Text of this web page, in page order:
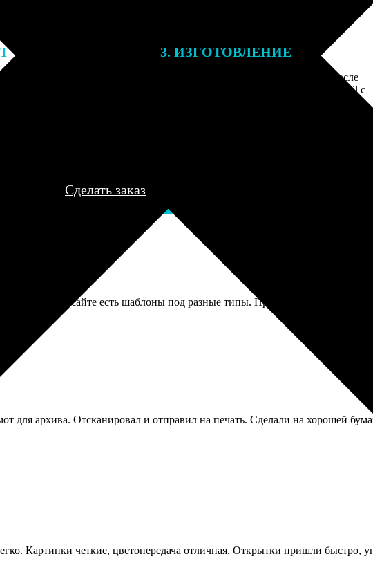
заказа к печати
могут связаться с Вами
телефону или email для
деталей.
3. ИЗГОТОВЛЕНИЕ
Оплатите заказ банковской картой. После
оплаты получите подтверждение на email с
Сделать заказ
но на сайте есть шаблоны под разные типы. Приняли с первого
для архива. Отсканировал и отправил на печать. Сделали на хорошей
Картинки четкие, цветопередача отличная. Открытки пришли